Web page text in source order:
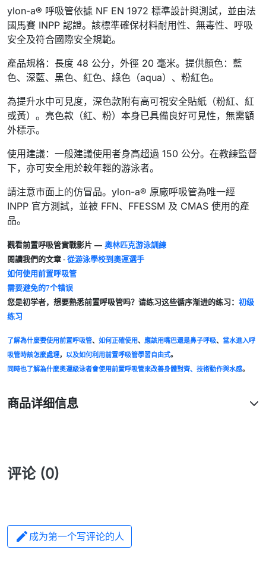
ylon-a® 呼吸管依據 NF EN 1972 標準設計與測試，並由法
國馬賽 INPP 認證。該標準確保材料耐用性、無毒性、呼吸
安全及符合國際安全規範。
產品規格：長度 48 公分，外徑 20 毫米。提供顏色：藍
色、深藍、黑色、紅色、綠色（aqua）、粉紅色。
為提升水中可見度，深色款附有高可視安全貼紙（粉紅、紅
或黃）。亮色款（紅、粉）本身已具備良好可見性，無需額
外標示。
使用建議：一般建議使用者身高超過 150 公分。在教練監督
下，亦可安全用於較年輕的游泳者。
請注意市面上的仿冒品。ylon-a® 原廠呼吸管為唯一經
INPP 官方測試，並被 FFN、FFESSM 及 CMAS 使用的產
品。
觀看前置呼吸管實戰影片 — 奧林匹克游泳訓練
閱讀我們的文章 - 從游泳學校到奧運選手
如何使用前置呼吸管
需要避免的7个错误
您是初学者，想要熟悉前置呼吸管吗？请练习这些循序渐进的练习： 初级
练习
了解為什麼要使用前置呼吸管、 如何正確使用、 應該用嘴巴還是鼻子呼吸、 當水進入呼
吸管時該怎麼處理， 以及如何利用前置呼吸管學習自由式。
同時也了解為什麼奧運級泳者會使用前置呼吸管來改善身體對齊、技術動作與水感。
商品详细信息
评论 (0)
 成为第一个写评论的人